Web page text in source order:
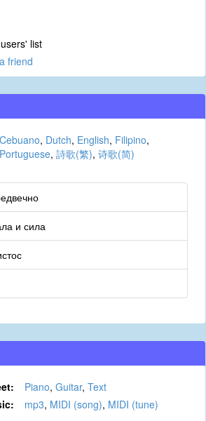
list
friend
Cebuano, Dutch, English, Filipino,
Portuguese, 詩歌(繁), 诗歌(简)
и сила
Piano, Guitar, Text
mp3, MIDI (song), MIDI (tune)